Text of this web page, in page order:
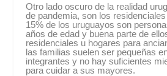
Otro lado oscuro de la realidad
de pandemia, son los
15% de los uruguayos son
años de edad y buena parte de
residenciales u hogares para
las familias suelen ser pequeñas
integrantes y no hay suficientes
para cuidar a sus mayores.